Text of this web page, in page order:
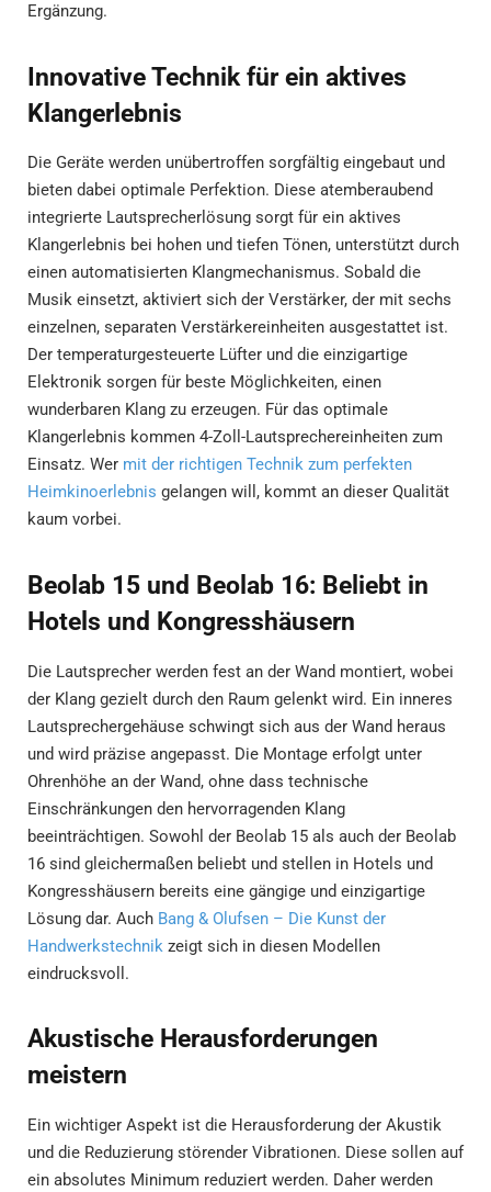
Ergänzung.
Innovative Technik für ein aktives
Klangerlebnis
Die Geräte werden unübertroffen sorgfältig eingebaut und
bieten dabei optimale Perfektion. Diese atemberaubend
integrierte Lautsprecherlösung sorgt für ein aktives
Klangerlebnis bei hohen und tiefen Tönen, unterstützt durch
einen automatisierten Klangmechanismus. Sobald die
Musik einsetzt, aktiviert sich der Verstärker, der mit sechs
einzelnen, separaten Verstärkereinheiten ausgestattet ist.
Der temperaturgesteuerte Lüfter und die einzigartige
Elektronik sorgen für beste Möglichkeiten, einen
wunderbaren Klang zu erzeugen. Für das optimale
Klangerlebnis kommen 4-Zoll-Lautsprechereinheiten zum
Einsatz. Wer mit der richtigen Technik zum perfekten
Heimkinoerlebnis gelangen will, kommt an dieser Qualität
kaum vorbei.
Beolab 15 und Beolab 16: Beliebt in
Hotels und Kongresshäusern
Die Lautsprecher werden fest an der Wand montiert, wobei
der Klang gezielt durch den Raum gelenkt wird. Ein inneres
Lautsprechergehäuse schwingt sich aus der Wand heraus
und wird präzise angepasst. Die Montage erfolgt unter
Ohrenhöhe an der Wand, ohne dass technische
Einschränkungen den hervorragenden Klang
beeinträchtigen. Sowohl der Beolab 15 als auch der Beolab
16 sind gleichermaßen beliebt und stellen in Hotels und
Kongresshäusern bereits eine gängige und einzigartige
Lösung dar. Auch Bang & Olufsen – Die Kunst der
Handwerkstechnik zeigt sich in diesen Modellen
eindrucksvoll.
Akustische Herausforderungen
meistern
Ein wichtiger Aspekt ist die Herausforderung der Akustik
und die Reduzierung störender Vibrationen. Diese sollen auf
ein absolutes Minimum reduziert werden. Daher werden